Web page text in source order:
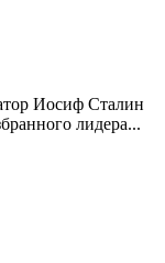
Иосиф Сталин
лидера...